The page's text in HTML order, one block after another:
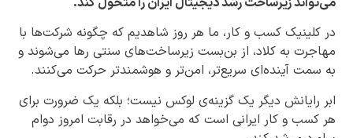
در کلینیک کسب و کار، ما هر روز شاهدیم که چگونه شرکت‌ها با
مهاجرت به کلاد، از بن‌بست زیرساخت‌های سنتی رها می‌شوند و
به سمت آینده‌ای سریع‌تر، امن‌تر و هوشمندتر حرکت می‌کنند.
ابر رایانش دیگر یک گزینه‌ی لوکس نیست؛ بلکه یک ضرورت برای
هر کسب و کار ایرانی است که می‌خواهد در رقابت امروز دوام